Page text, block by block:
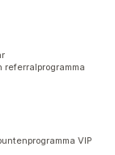
referralprogramma
VIP